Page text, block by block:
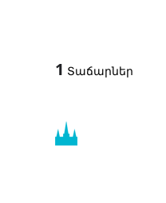
1 Տաճարներ